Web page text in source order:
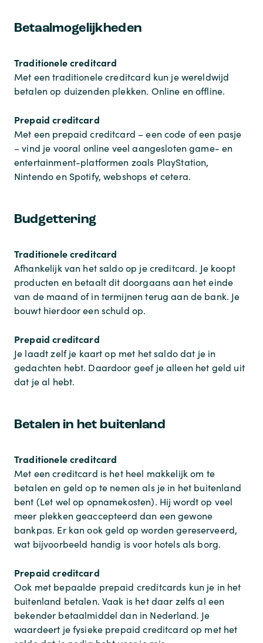
Betaalmogelijkheden
Traditionele creditcard
Met een traditionele creditcard kun je wereldwijd
betalen op duizenden plekken. Online en offline.
Prepaid creditcard
Met een prepaid creditcard – een code of een pasje
– vind je vooral online veel aangesloten game- en
entertainment-platformen zoals PlayStation,
Nintendo en Spotify, webshops et cetera.
Budgettering
Traditionele creditcard
Afhankelijk van het saldo op je creditcard. Je koopt
producten en betaalt dit doorgaans aan het einde
van de maand of in termijnen terug aan de bank. Je
bouwt hierdoor een schuld op.
Prepaid creditcard
Je laadt zelf je kaart op met het saldo dat je in
gedachten hebt. Daardoor geef je alleen het geld uit
dat je al hebt.
Betalen in het buitenland
Traditionele creditcard
Met een creditcard is het heel makkelijk om te
betalen en geld op te nemen als je in het buitenland
bent (Let wel op opnamekosten). Hij wordt op veel
meer plekken geaccepteerd dan een gewone
bankpas. Er kan ook geld op worden gereserveerd,
wat bijvoorbeeld handig is voor hotels als borg.
Prepaid creditcard
Ook met bepaalde prepaid creditcards kun je in het
buitenland betalen. Vaak is het daar zelfs al een
bekender betaalmiddel dan in Nederland. Je
waardeert je fysieke prepaid creditcard op met het